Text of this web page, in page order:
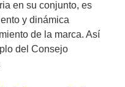
en su conjunto, es
y dinámica
de la marca. Así
del Consejo